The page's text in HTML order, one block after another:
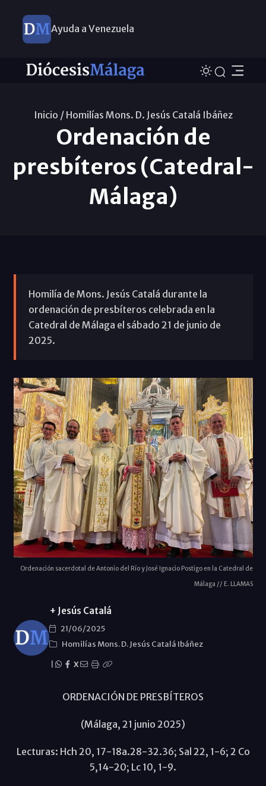
Ayuda a Venezuela
Inicio / Homilías Mons. D. Jesús Catalá Ibáñez
Ordenación de
presbíteros (Catedral-
Málaga)
Homilía de Mons. Jesús Catalá durante la
ordenación de presbíteros celebrada en la
Catedral de Málaga el sábado 21 de junio de
2025.
Ordenación sacerdotal de Antonio del Río y José Ignacio Postigo en la Catedral de
Málaga // E. LLAMAS
+ Jesús Catalá
21/06/2025
Homilías Mons. D. Jesús Catalá Ibáñez
X
ORDENACIÓN DE PRESBÍTEROS
(Málaga, 21 junio 2025)
Lecturas: Hch 20, 17-18a.28-32.36; Sal 22, 1-6; 2 Co
5,14-20; Lc 10, 1-9.